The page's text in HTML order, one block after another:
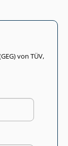
von TÜV,